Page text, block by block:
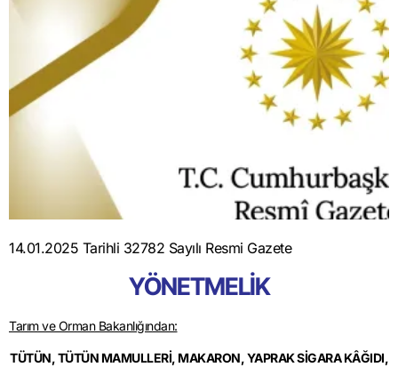
14.01.2025 Tarihli 32782 Sayılı Resmi Gazete
YÖNETMELİK
Tarım ve Orman Bakanlığından:
TÜTÜN, TÜTÜN MAMULLERİ, MAKARON, YAPRAK SİGARA KÂĞIDI,